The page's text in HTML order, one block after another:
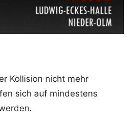
Kollision nicht mehr
sich auf mindestens